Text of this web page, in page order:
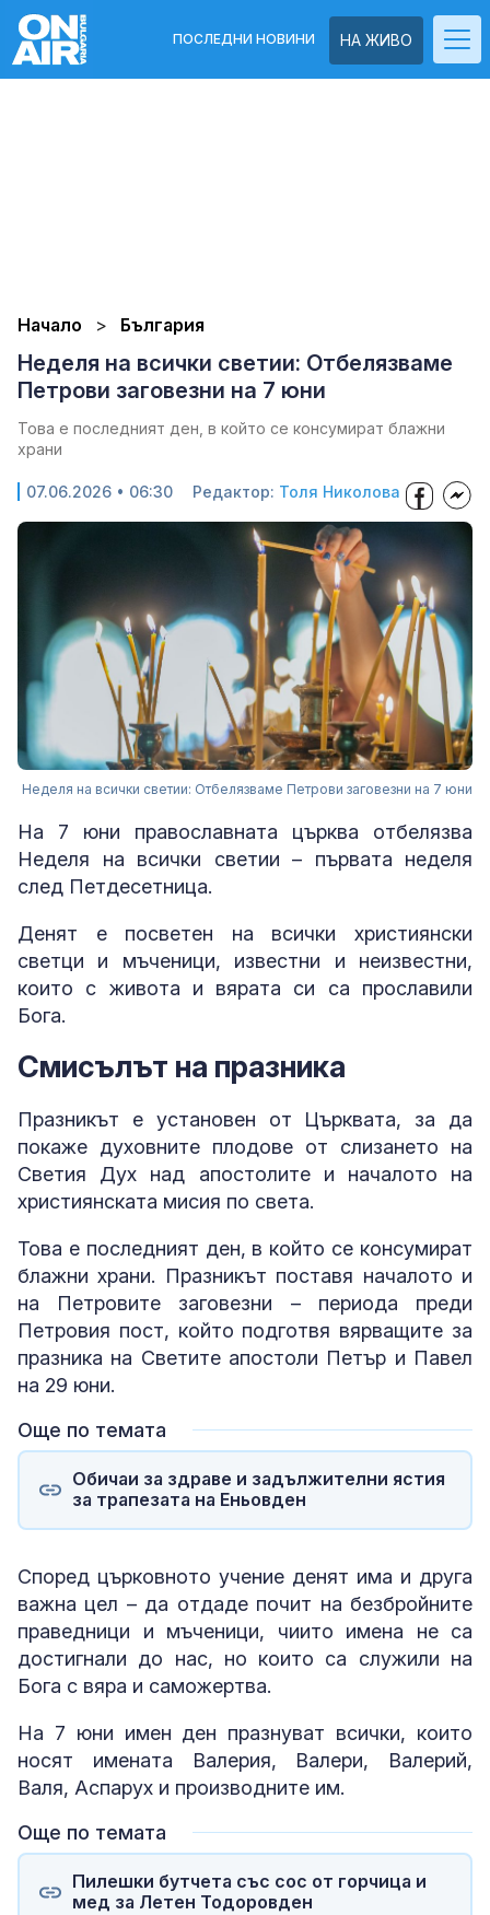
НА ЖИВО
ПОСЛЕДНИ НОВИНИ
Начало България
Неделя на всички светии: Отбелязваме
Петрови заговезни на 7 юни
Това е последният ден, в който се консумират блажни
храни
07.06.2026 • 06:30 Редактор: Толя Николова
Неделя на всички светии: Отбелязваме Петрови заговезни на 7 юни
На 7 юни православната църква отбелязва
Неделя на всички светии – първата неделя
след Петдесетница.
Денят е посветен на всички християнски
светци и мъченици, известни и неизвестни,
които с живота и вярата си са прославили
Бога.
Смисълът на празника
Празникът е установен от Църквата, за да
покаже духовните плодове от слизането на
Светия Дух над апостолите и началото на
християнската мисия по света.
Това е последният ден, в който се консумират
блажни храни. Празникът поставя началото и
на Петровите заговезни – периода преди
Петровия пост, който подготвя вярващите за
празника на Светите апостоли Петър и Павел
на 29 юни.
Още по темата
Обичаи за здраве и задължителни ястия
за трапезата на Еньовден
Според църковното учение денят има и друга
важна цел – да отдаде почит на безбройните
праведници и мъченици, чиито имена не са
достигнали до нас, но които са служили на
Бога с вяра и саможертва.
На 7 юни имен ден празнуват всички, които
носят имената Валерия, Валери, Валерий,
Валя, Аспарух и производните им.
Още по темата
Пилешки бутчета със сос от горчица и
мед за Летен Тодоровден